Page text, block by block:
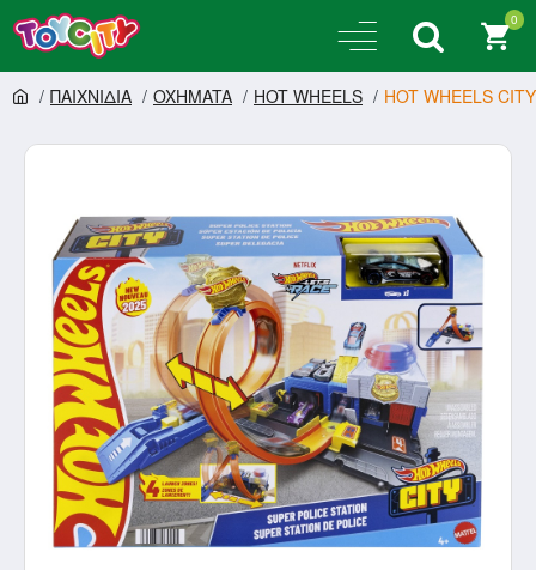
0
ΠΑΙΧΝΙΔΙΑ OXHMATA HOT WHEELS HOT WHEELS